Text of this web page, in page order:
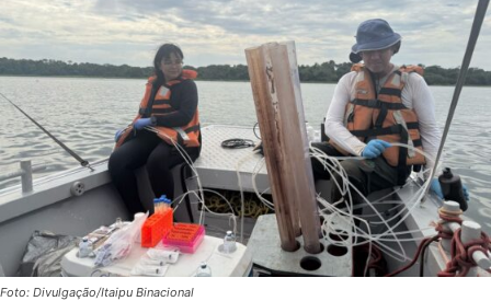
Foto: Divulgação/Itaipu Binacional